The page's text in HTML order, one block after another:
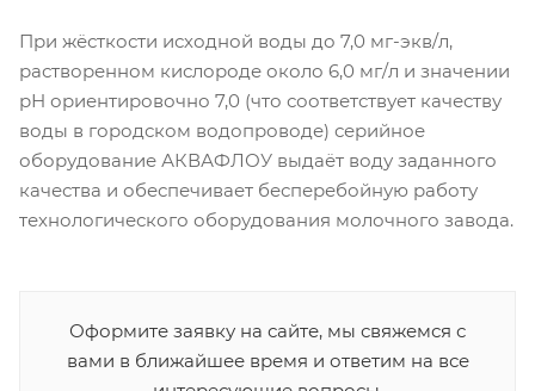
При жёсткости исходной воды до 7,0 мг-экв/л,
растворенном кислороде около 6,0 мг/л и значении
рН ориентировочно 7,0 (что соответствует качеству
воды в городском водопроводе) серийное
оборудование АКВАФЛОУ выдаёт воду заданного
качества и обеспечивает бесперебойную работу
технологического оборудования молочного завода.
Оформите заявку на сайте, мы свяжемся с
вами в ближайшее время и ответим на все